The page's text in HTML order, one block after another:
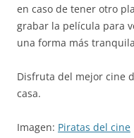
en caso de tener otro
grabar la película para
una forma más
Disfruta del mejor cine
casa.
Imagen: Piratas del cine